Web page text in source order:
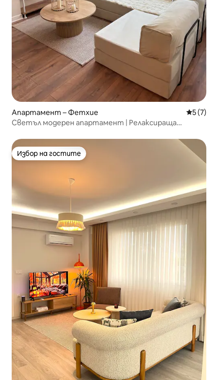
Апартамент – Фетхие Средна
5 (7)
Светъл модерен апартамент | Релаксираща
Избор на гостите
Избор на гостите